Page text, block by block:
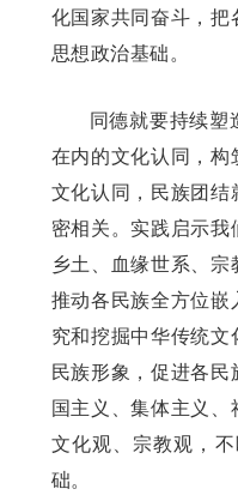
化国家共同奋斗，
思想政治基础。
同德就要持续
在内的文化认同，
文化认同，民族团
密相关。实践启示
乡土、血缘世系、
推动各民族全方位
究和挖掘中华传统
民族形象，促进各
国主义、集体主义、
文化观、宗教观，
础。